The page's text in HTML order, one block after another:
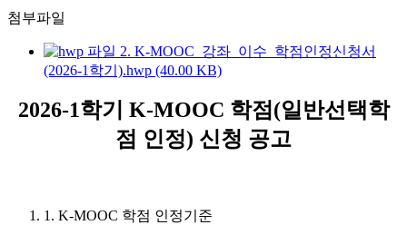
첨부파일
2. K-MOOC_강좌_이수_학점인정신청서
(2026-1학기).hwp (40.00 KB)
2026-1학기 K-MOOC 학점(일반선택학
점 인정) 신청 공고
1. K-MOOC 학점 인정기준